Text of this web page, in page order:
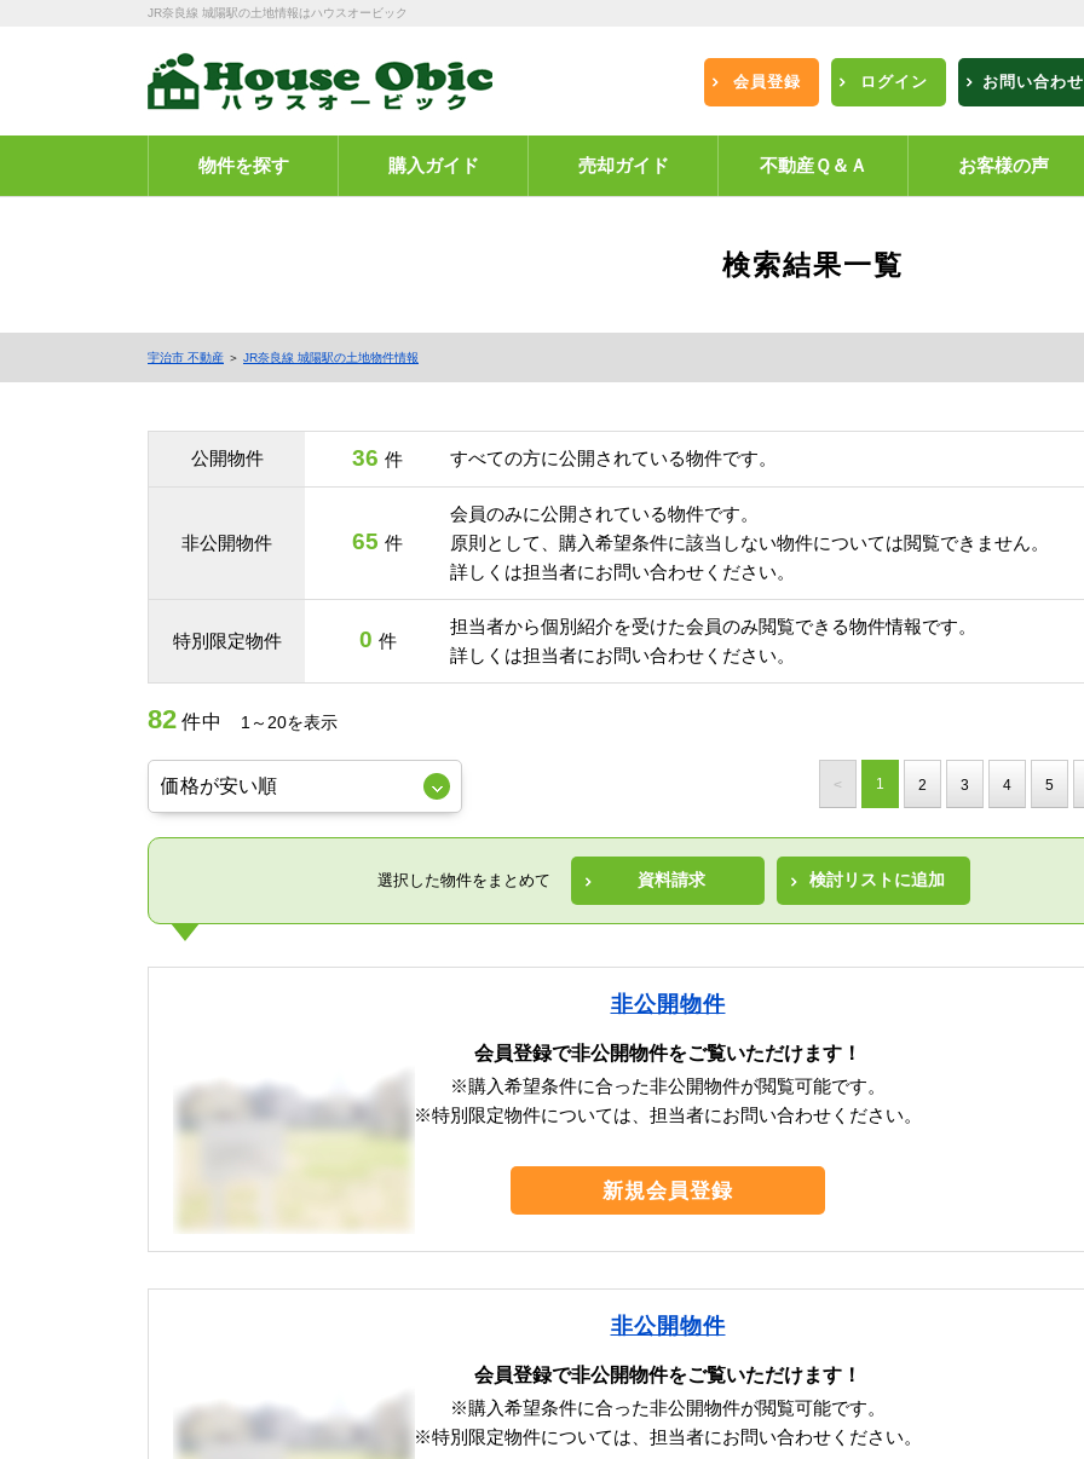
JR奈良線 城陽駅の土地情報はハウスオービック
会員登録 ログイン お問い合わせ
物件を探す 購入ガイド 売却ガイド 不動産Ｑ＆Ａ お客様の声
検索結果一覧
宇治市 不動産 ＞ JR奈良線 城陽駅の土地物件情報
公開物件 36 件 すべての方に公開されている物件です。
非公開物件 65 件
会員のみに公開されている物件です。
原則として、購入希望条件に該当しない物件については閲覧できません。
詳しくは担当者にお問い合わせください。
特別限定物件 0 件
担当者から個別紹介を受けた会員のみ閲覧できる物件情報です。
詳しくは担当者にお問い合わせください。
82 件中 1～20を表示
< 1 2 3 4 5
選択した物件をまとめて 資料請求 検討リストに追加
非公開物件
会員登録で非公開物件をご覧いただけます！
※購入希望条件に合った非公開物件が閲覧可能です。
※特別限定物件については、担当者にお問い合わせください。
新規会員登録
非公開物件
会員登録で非公開物件をご覧いただけます！
※購入希望条件に合った非公開物件が閲覧可能です。
※特別限定物件については、担当者にお問い合わせください。